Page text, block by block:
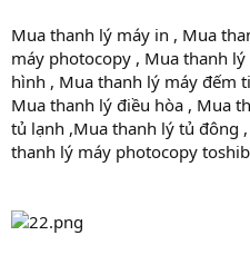
Mua thanh lý máy in , Mua
máy photocopy , Mua thanh
hình , Mua thanh lý máy đếm
Mua thanh lý điều hòa , Mua
tủ lạnh ,Mua thanh lý tủ đông
thanh lý máy photocopy